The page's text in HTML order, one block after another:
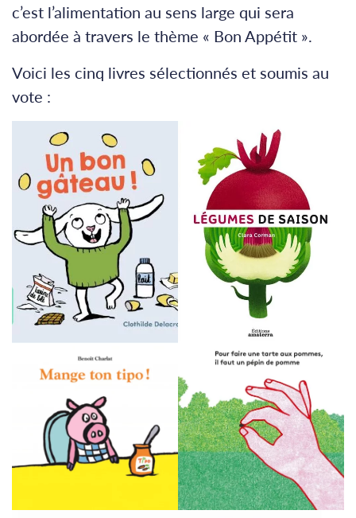
c’est l’alimentation au sens large qui sera
abordée à travers le thème « Bon Appétit ».
Voici les cinq livres sélectionnés et soumis au
vote :